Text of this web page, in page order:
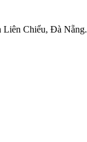
Liên Chiểu, Đà Nẵng.